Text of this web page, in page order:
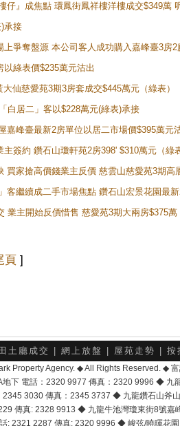
』成焦點 環鳳街鳳祥樓洋樓成交$349萬
承接
爭奪盤源 本公司客人成功購入嘉峰臺3房
綠表價$235萬元沽出
仙慈愛苑3期3房套成交$445萬元（綠表）
白居二」客以$228萬元(綠表)承接
峰臺最新2房單位以居二市場價$395萬元
簽約 鑽石山瓊軒苑2房398' $310萬元（綠
家搶高價錢業主反價 慈雲山慈愛苑3期
繼續成二手市場焦點 鑽石山宏景花園最
業主開始反價惜售 慈愛苑3期大兩房$375
頁 ]
田土廳成交 網上放盤 屋苑走勢 按
Property Agency. ◆ All Rights Reserved. ◆
地下 電話：2320 9977 傳真：2320 9996 ◆
2345 3030 傳真：2345 3737 ◆ 九龍鑽石山斧
傳真: 2328 9913 ◆ 九龍牛池灣瓊東街8號
: 2321 2287 傳真: 2320 9996 ◆ 峻弦/曉暉花